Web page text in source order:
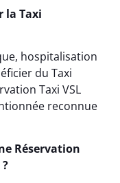
la Taxi
hospitalisation
du Taxi
Taxi VSL
reconnue
Réservation